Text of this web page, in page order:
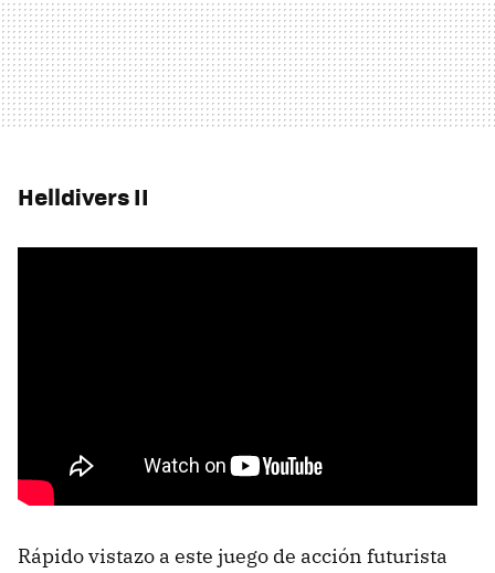
Helldivers II
Rápido vistazo a este juego de acción futurista